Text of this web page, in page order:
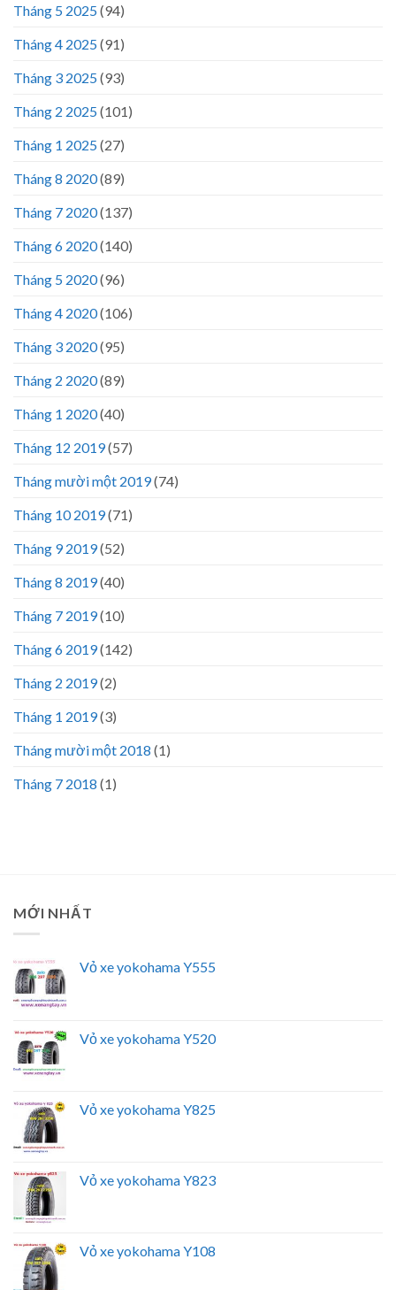
Tháng 5 2025(94)
Tháng 4 2025(91)
Tháng 3 2025(93)
Tháng 2 2025(101)
Tháng 1 2025(27)
Tháng 8 2020(89)
Tháng 7 2020(137)
Tháng 6 2020(140)
Tháng 5 2020(96)
Tháng 4 2020(106)
Tháng 3 2020(95)
Tháng 2 2020(89)
Tháng 1 2020(40)
Tháng 12 2019(57)
Tháng mười một 2019(74)
Tháng 10 2019(71)
Tháng 9 2019(52)
Tháng 8 2019(40)
Tháng 7 2019(10)
Tháng 6 2019(142)
Tháng 2 2019(2)
Tháng 1 2019(3)
Tháng mười một 2018 (1)
Tháng 7 2018 (1)
MỚI NHẤT
Vỏ xe yokohama Y555
Vỏ xe yokohama Y520
Vỏ xe yokohama Y825
Vỏ xe yokohama Y823
Vỏ xe yokohama Y108